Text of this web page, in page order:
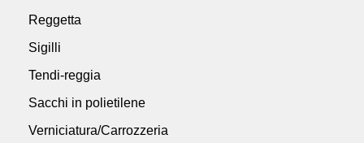
Reggetta
Sigilli
Tendi-reggia
Sacchi in polietilene
Verniciatura/Carrozzeria